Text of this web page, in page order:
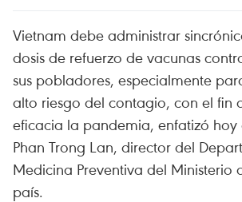
Vietnam debe administrar
dosis de refuerzo de vacunas
sus pobladores, especialmente
alto riesgo del contagio, con el fin
eficacia la pandemia, enfatizó hoy
Phan Trong Lan, director del
Medicina Preventiva del Ministerio
país.